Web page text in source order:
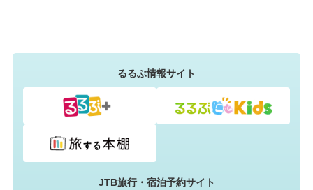
るるぶ情報サイト
JTB旅行・宿泊予約サイト